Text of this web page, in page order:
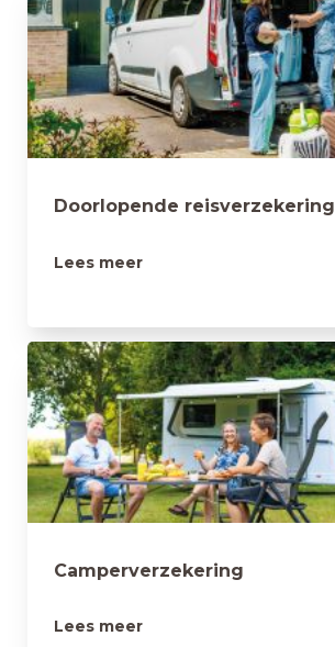
Doorlopende reisverzekering
Lees meer
Camperverzekering
Lees meer